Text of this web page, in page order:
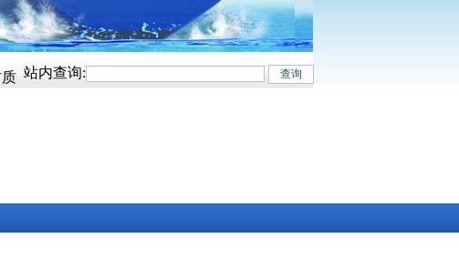
、35#、45#、20G、40Cr、20Cr、16Mn-45Mn、27SiMn、
站内查询: